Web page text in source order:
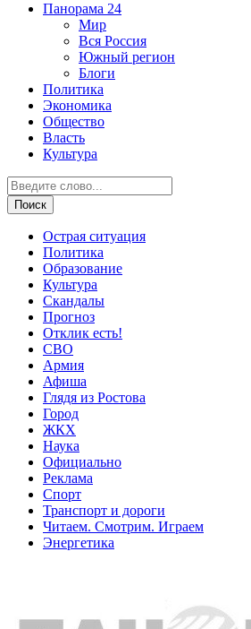
Панорама 24
Мир
Вся Россия
Южный регион
Блоги
Политика
Экономика
Общество
Власть
Культура
Острая ситуация
Политика
Образование
Культура
Скандалы
Прогноз
Отклик есть!
СВО
Армия
Афиша
Глядя из Ростова
Город
ЖКХ
Наука
Официально
Реклама
Спорт
Транспорт и дороги
Читаем. Смотрим. Играем
Энергетика